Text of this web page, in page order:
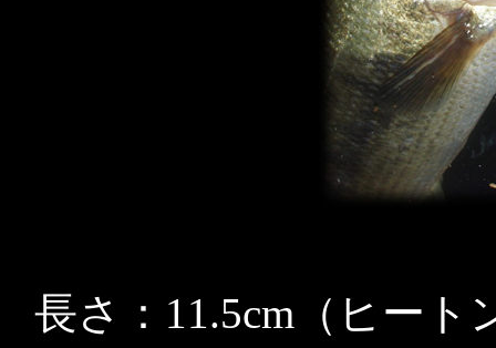
長さ：11.5cm（ヒー